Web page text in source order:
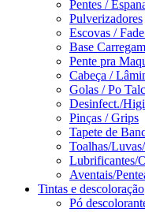
Pentes /
Pulverizadores
Escovas /
Base
Pente pra
Cabeça /
Golas / Po
Desinfect./
Pinças / Grips
Tapete de
Toalhas/
Lubrificantes/
Aventais/
Tintas e descoloração
Pó